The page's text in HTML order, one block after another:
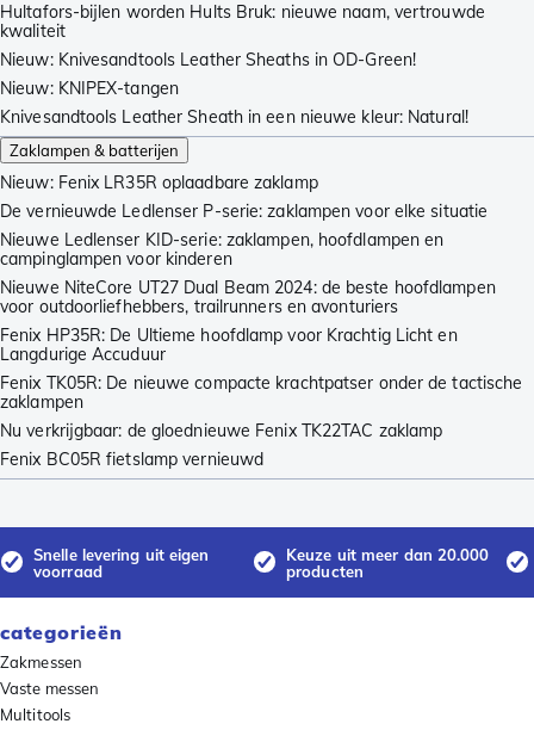
Hultafors-bijlen worden Hults Bruk: nieuwe naam, vertrouwde
kwaliteit
Nieuw: Knivesandtools Leather Sheaths in OD-Green!
Nieuw: KNIPEX-tangen
Knivesandtools Leather Sheath in een nieuwe kleur: Natural!
Zaklampen & batterijen
Nieuw: Fenix LR35R oplaadbare zaklamp
De vernieuwde Ledlenser P-serie: zaklampen voor elke situatie
Nieuwe Ledlenser KID-serie: zaklampen, hoofdlampen en
campinglampen voor kinderen
Nieuwe NiteCore UT27 Dual Beam 2024: de beste hoofdlampen
voor outdoorliefhebbers, trailrunners en avonturiers
Fenix HP35R: De Ultieme hoofdlamp voor Krachtig Licht en
Langdurige Accuduur
Fenix TK05R: De nieuwe compacte krachtpatser onder de tactische
zaklampen
Nu verkrijgbaar: de gloednieuwe Fenix TK22TAC zaklamp
Fenix BC05R fietslamp vernieuwd
Snelle levering uit eigen
voorraad
Keuze uit meer dan 20.000
producten
categorieën
Zakmessen
Vaste messen
Multitools